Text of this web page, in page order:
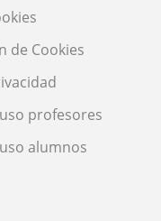
de Cookies
profesores
alumnos